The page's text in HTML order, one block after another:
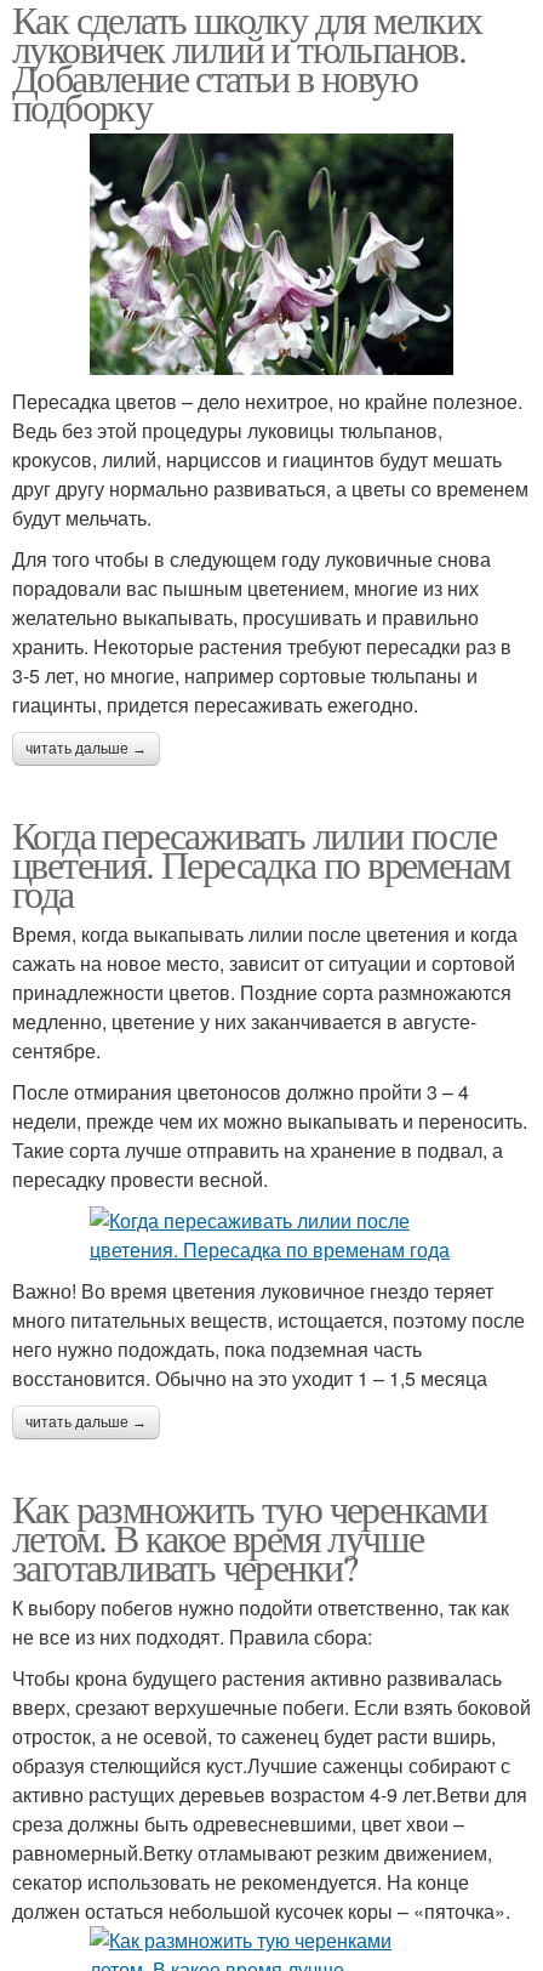
Как сделать школку для мелких
луковичек лилий и тюльпанов.
Добавление статьи в новую
подборку
Пересадка цветов – дело нехитрое, но крайне полезное.
Ведь без этой процедуры луковицы тюльпанов,
крокусов, лилий, нарциссов и гиацинтов будут мешать
друг другу нормально развиваться, а цветы со временем
будут мельчать.
Для того чтобы в следующем году луковичные снова
порадовали вас пышным цветением, многие из них
желательно выкапывать, просушивать и правильно
хранить. Некоторые растения требуют пересадки раз в
3-5 лет, но многие, например сортовые тюльпаны и
гиацинты, придется пересаживать ежегодно.
читать дальше →
Когда пересаживать лилии после
цветения. Пересадка по временам
года
Время, когда выкапывать лилии после цветения и когда
сажать на новое место, зависит от ситуации и сортовой
принадлежности цветов. Поздние сорта размножаются
медленно, цветение у них заканчивается в августе-
сентябре.
После отмирания цветоносов должно пройти 3 – 4
недели, прежде чем их можно выкапывать и переносить.
Такие сорта лучше отправить на хранение в подвал, а
пересадку провести весной.
Важно! Во время цветения луковичное гнездо теряет
много питательных веществ, истощается, поэтому после
него нужно подождать, пока подземная часть
восстановится. Обычно на это уходит 1 – 1,5 месяца
читать дальше →
Как размножить тую черенками
летом. В какое время лучше
заготавливать черенки?
К выбору побегов нужно подойти ответственно, так как
не все из них подходят. Правила сбора:
Чтобы крона будущего растения активно развивалась
вверх, срезают верхушечные побеги. Если взять боковой
отросток, а не осевой, то саженец будет расти вширь,
образуя стелющийся куст.Лучшие саженцы собирают с
активно растущих деревьев возрастом 4-9 лет.Ветви для
среза должны быть одревесневшими, цвет хвои –
равномерный.Ветку отламывают резким движением,
секатор использовать не рекомендуется. На конце
должен остаться небольшой кусочек коры – «пяточка».